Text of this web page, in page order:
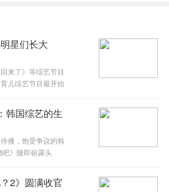
星们长大
来了》等综艺节目
儿综艺节目最开始
月流逝，曾经在节
是
韩国综艺的生
播，饱受争议的韩
》随即崭露头
综艺的生存法则
2》圆满收官